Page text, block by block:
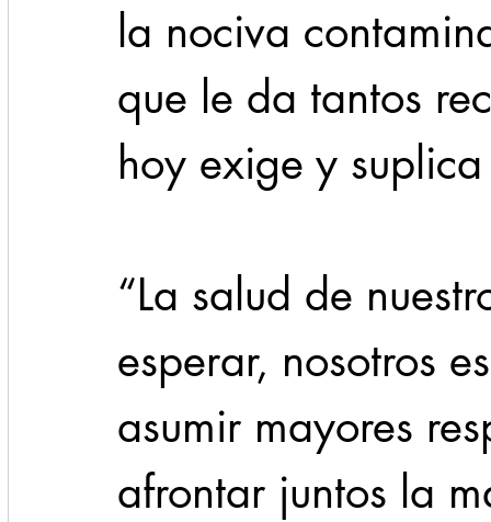
la nociva
que le da tantos
hoy exige y
“La salud de
esperar, nosotros
asumir mayores
afrontar juntos la